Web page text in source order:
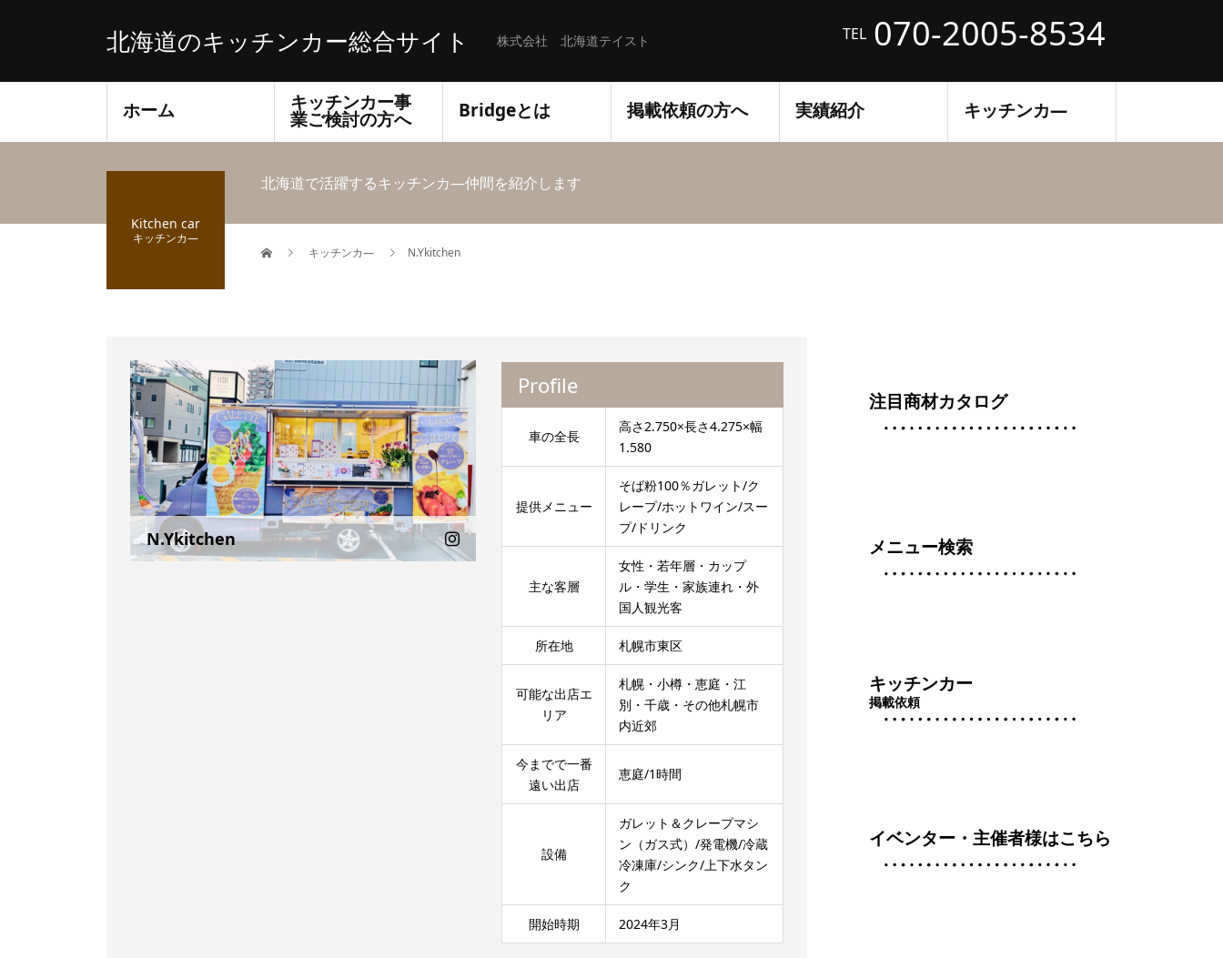
北海道のキッチンカー総合サイト 株式会社 北海道テイスト TEL 070-2005-8534
ホーム キッチンカー事
業ご検討の方へ Bridgeとは 掲載依頼の方へ 実績紹介 キッチンカ―
Kitchen car
キッチンカ―
北海道で活躍するキッチンカ―仲間を紹介します
キッチンカ― N.Ykitchen
N.Ykitchen
Profile
車の全長
高さ2.750×長さ4.275×幅
1.580
提供メニュー
そば粉100％ガレット/ク
レープ/ホットワイン/スー
プ/ドリンク
主な客層
女性・若年層・カップ
ル・学生・家族連れ・外
国人観光客
所在地 札幌市東区
可能な出店エ
リア
札幌・小樽・恵庭・江
別・千歳・その他札幌市
内近郊
今までで一番
遠い出店
恵庭/1時間
設備
ガレット＆クレープマシ
ン（ガス式）/発電機/冷蔵
冷凍庫/シンク/上下水タン
ク
開始時期 2024年3月
注目商材カタログ
メニュー検索
キッチンカー
掲載依頼
イベンター・主催者様はこちら